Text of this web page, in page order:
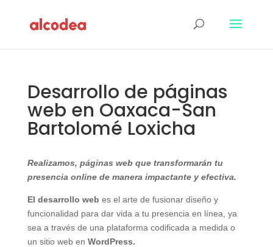
Desarrollo de páginas
web en Oaxaca-San
Bartolomé Loxicha
Realizamos, páginas web que transformarán tu
presencia online de manera impactante y efectiva.
El desarrollo web es el arte de fusionar diseño y
funcionalidad para dar vida a tu presencia en línea, ya
sea a través de una plataforma codificada a medida o
un sitio web en WordPress.